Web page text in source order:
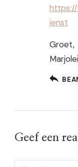
ienst
Groet,
Geef een